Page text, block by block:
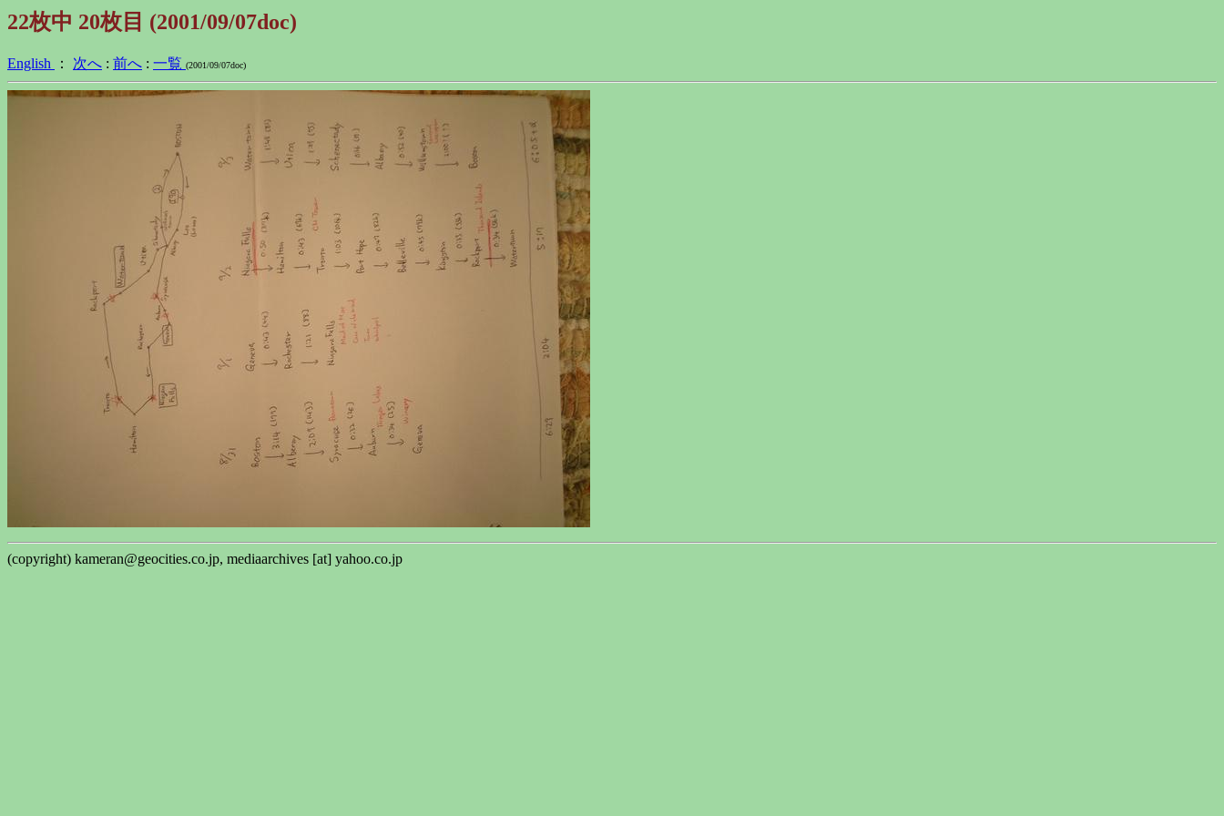
22枚中 20枚目 (2001/09/07doc)
English ： 次へ : 前へ : 一覧 (2001/09/07doc)
(copyright) kameran@geocities.co.jp, mediaarchives [at] yahoo.co.jp